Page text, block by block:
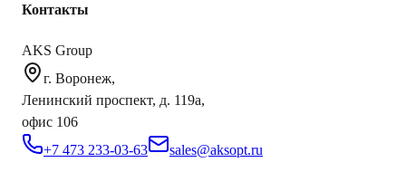
Контакты
AKS Group
г. Воронеж,
Ленинский проспект, д. 119а,
офис 106
+7 473 233-03-63
sales@aksopt.ru